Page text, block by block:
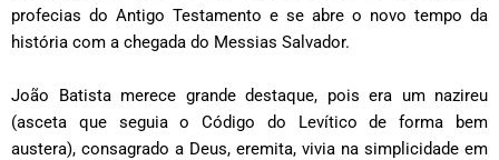
profecias do Antigo Testamento e se abre o novo tempo da
história com a chegada do Messias Salvador.
João Batista merece grande destaque, pois era um nazireu
(asceta que seguia o Código do Levítico de forma bem
austera), consagrado a Deus, eremita, vivia na simplicidade em